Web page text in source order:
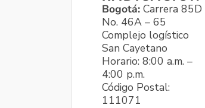
Bogotá: Carrera 85D
No. 46A – 65
Complejo logístico
San Cayetano
Horario: 8:00 a.m. –
4:00 p.m.
Código Postal:
111071